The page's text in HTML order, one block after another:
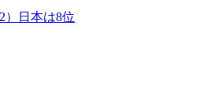
）日本は8位